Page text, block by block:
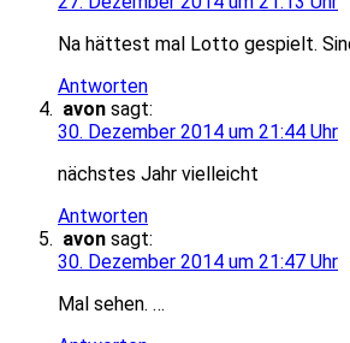
Na hättest mal Lotto gespielt.
Antworten
avon sagt:
30. Dezember 2014 um 21:44 Uhr
nächstes Jahr vielleicht
Antworten
avon sagt:
30. Dezember 2014 um 21:47 Uhr
Mal sehen. …